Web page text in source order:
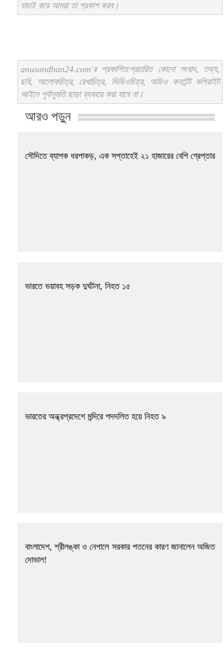
যাচাই করে আমরা তা প্রকাশ করব।
anusandhan24.com'র প্রকাশিত/প্রচারিত কোনো সংবাদ, তথ্য,
ছবি, আলোকচিত্র, রেখাচিত্র, ভিডিওচিত্র, অডিও কনটেন্ট কপিরাইট
আইনে পূর্বানুমতি ছাড়া ব্যবহার করা যাবে না।
আরও পড়ুন
সৌদিতে ব্যাপক ধরপাকড়, এক সপ্তাহেই ২১ হাজারের বেশি গ্রেপ্তার
ভারতে ভয়াবহ সড়ক দুর্ঘটনা, নিহত ১৫
ভারতের অন্ধ্রপ্রদেশে মন্দিরে পদদলিত হয়ে নিহত ৯
বাংলাদেশ, শ্রীলঙ্কা ও নেপালে সরকার পতনের কারণ জানালেন অজিত
দোভাল!